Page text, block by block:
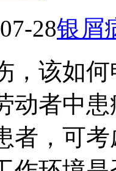
28银屑
，该如
动者中
者，可